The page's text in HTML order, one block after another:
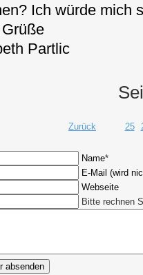
Ich würde mich
Partlic
Zurück 25
Name*
E-Mail (wird
Webseite
Bitte rechnen